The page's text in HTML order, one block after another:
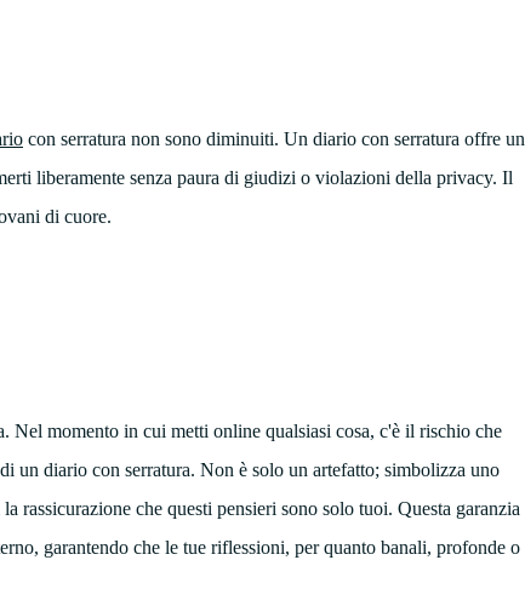
con serratura non sono diminuiti. Un diario con serratura offre un
liberamente senza paura di giudizi o violazioni della privacy. Il
di cuore.
Nel momento in cui metti online qualsiasi cosa, c'è il rischio che
un diario con serratura. Non è solo un artefatto; simbolizza uno
rassicurazione che questi pensieri sono solo tuoi. Questa garanzia
garantendo che le tue riflessioni, per quanto banali, profonde o